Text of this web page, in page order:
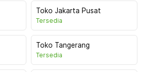
Toko Jakarta Pusat
Tersedia
Toko Tangerang
Tersedia